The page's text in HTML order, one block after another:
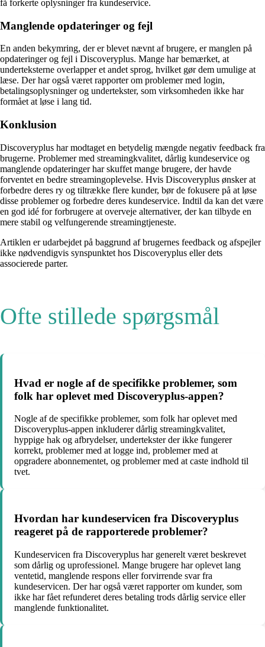
få forkerte oplysninger fra kundeservice.
Manglende opdateringer og fejl
En anden bekymring, der er blevet nævnt af brugere, er manglen på
opdateringer og fejl i Discoveryplus. Mange har bemærket, at
underteksterne overlapper et andet sprog, hvilket gør dem umulige at
læse. Der har også været rapporter om problemer med login,
betalingsoplysninger og undertekster, som virksomheden ikke har
formået at løse i lang tid.
Konklusion
Discoveryplus har modtaget en betydelig mængde negativ feedback fra
brugerne. Problemer med streamingkvalitet, dårlig kundeservice og
manglende opdateringer har skuffet mange brugere, der havde
forventet en bedre streamingoplevelse. Hvis Discoveryplus ønsker at
forbedre deres ry og tiltrække flere kunder, bør de fokusere på at løse
disse problemer og forbedre deres kundeservice. Indtil da kan det være
en god idé for forbrugere at overveje alternativer, der kan tilbyde en
mere stabil og velfungerende streamingtjeneste.
Artiklen er udarbejdet på baggrund af brugernes feedback og afspejler
ikke nødvendigvis synspunktet hos Discoveryplus eller dets
associerede parter.
Ofte stillede spørgsmål
Hvad er nogle af de specifikke problemer, som
folk har oplevet med Discoveryplus-appen?
Nogle af de specifikke problemer, som folk har oplevet med
Discoveryplus-appen inkluderer dårlig streamingkvalitet,
hyppige hak og afbrydelser, undertekster der ikke fungerer
korrekt, problemer med at logge ind, problemer med at
opgradere abonnementet, og problemer med at caste indhold til
tvet.
Hvordan har kundeservicen fra Discoveryplus
reageret på de rapporterede problemer?
Kundeservicen fra Discoveryplus har generelt været beskrevet
som dårlig og uprofessionel. Mange brugere har oplevet lang
ventetid, manglende respons eller forvirrende svar fra
kundeservicen. Der har også været rapporter om kunder, som
ikke har fået refunderet deres betaling trods dårlig service eller
manglende funktionalitet.